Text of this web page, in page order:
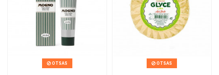
OTSAS OTSAS